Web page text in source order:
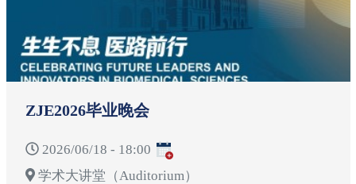
ZJE2026毕业晚会
2026/06/18 - 18:00
学术大讲堂（Auditorium）